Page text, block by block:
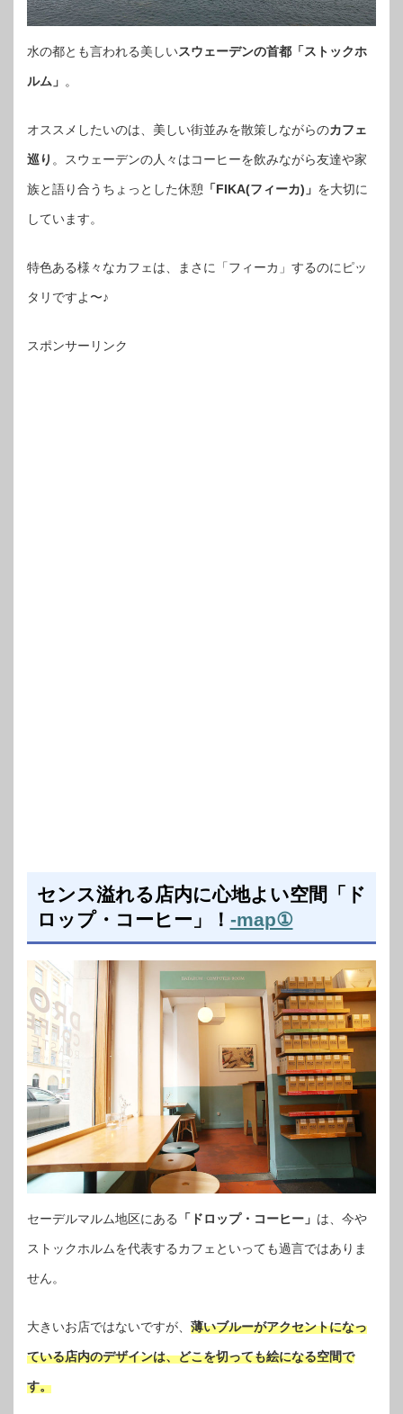
水の都とも言われる美しいスウェーデンの首都「ストックホ
ルム」 。
オススメしたいのは、美しい街並みを散策しながらのカフェ
巡り 。スウェーデンの人々はコーヒーを飲みながら友達や家
族と語り合うちょっとした休憩 「FIKA(フィーカ)」 を大切に
しています。
特色ある様々なカフェは、まさに「フィーカ」するのにピッ
タリですよ〜♪
スポンサーリンク
センス溢れる店内に心地よい空間「ド
ロップ・コーヒー」！ -map①
セーデルマルム地区にある 「ドロップ・コーヒー」 は、今や
ストックホルムを代表するカフェといっても過言ではありま
せん。
大きいお店ではないですが、 薄いブルーがアクセントになっ
ている店内のデザインは、どこを切っても絵になる空間で
す。